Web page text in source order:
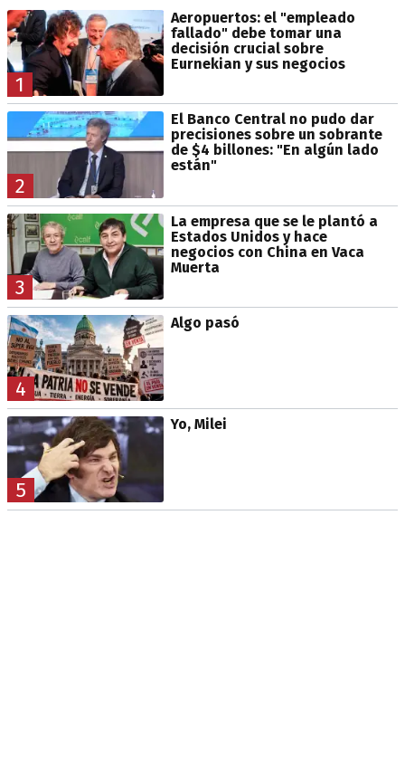
1
Aeropuertos: el "empleado
fallado" debe tomar una
decisión crucial sobre
Eurnekian y sus negocios
2
El Banco Central no pudo dar
precisiones sobre un sobrante
de $4 billones: "En algún lado
están"
3
La empresa que se le plantó a
Estados Unidos y hace
negocios con China en Vaca
Muerta
4
Algo pasó
5
Yo, Milei